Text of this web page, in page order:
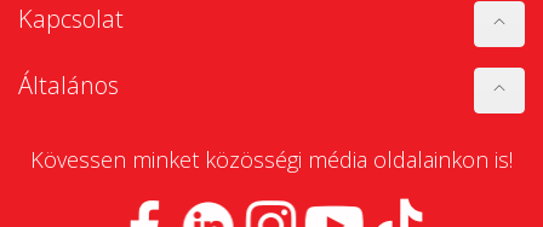
Kapcsolat
Általános
Kövessen minket közösségi média oldalainkon is!